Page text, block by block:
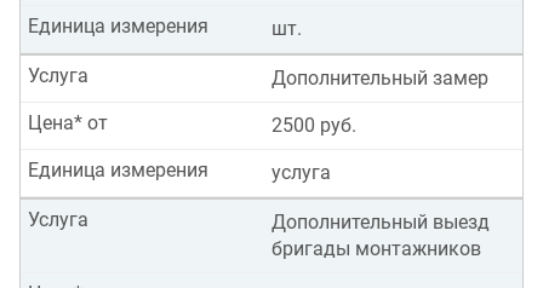
шт.
Единица измерения
Дополнительный замер
Услуга
2500 руб.
Цена* от
услуга
Единица измерения
Дополнительный выезд
бригады монтажников
Услуга